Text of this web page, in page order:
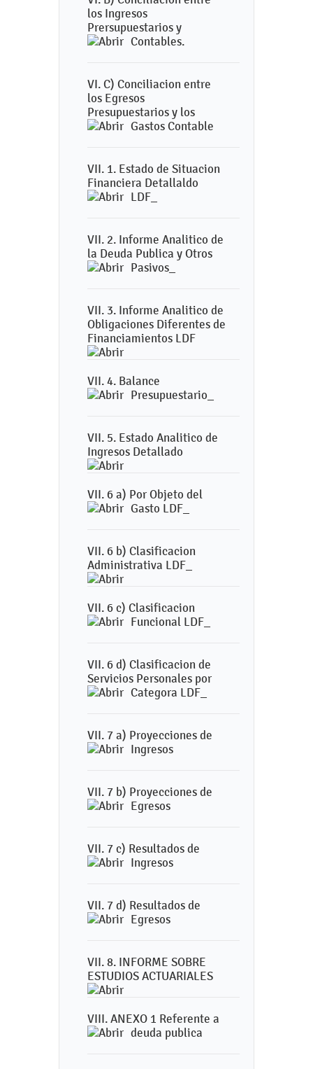
los Ingresos
Prersupuestarios y
Contables.
VI. C) Conciliacion entre
los Egresos
Presupuestarios y los
Gastos Contable
VII. 1. Estado de Situacion
Financiera Detallaldo
LDF_
VII. 2. Informe Analitico de
la Deuda Publica y Otros
Pasivos_
VII. 3. Informe Analitico de
Obligaciones Diferentes de
Financiamientos LDF
VII. 4. Balance
Presupuestario_
VII. 5. Estado Analitico de
Ingresos Detallado
VII. 6 a) Por Objeto del
Gasto LDF_
VII. 6 b) Clasificacion
Administrativa LDF_
VII. 6 c) Clasificacion
Funcional LDF_
VII. 6 d) Clasificacion de
Servicios Personales por
Categora LDF_
VII. 7 a) Proyecciones de
Ingresos
VII. 7 b) Proyecciones de
Egresos
VII. 7 c) Resultados de
Ingresos
VII. 7 d) Resultados de
Egresos
VII. 8. INFORME SOBRE
ESTUDIOS ACTUARIALES
VIII. ANEXO 1 Referente a
deuda publica